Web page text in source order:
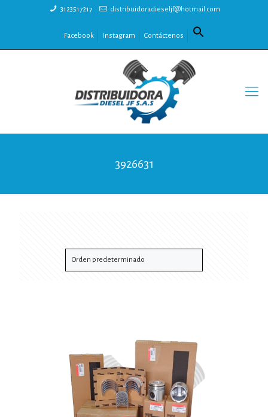
3123517217 distribuidoradieseljf@hotmail.com
Facebook Instagram Contáctenos
3926631